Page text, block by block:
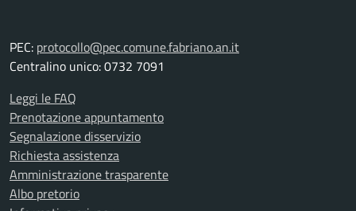
PEC: protocollo@pec.comune.fabriano.an.it
Centralino unico: 0732 7091
Leggi le FAQ
Prenotazione appuntamento
Segnalazione disservizio
Richiesta assistenza
Amministrazione trasparente
Albo pretorio